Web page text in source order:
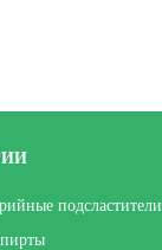
подсластители